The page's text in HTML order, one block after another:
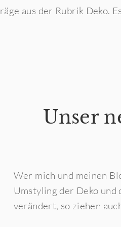
aus der Rubrik Deko.
Unser
Wer mich und meinen
Umstyling der Deko
verändert, so ziehen